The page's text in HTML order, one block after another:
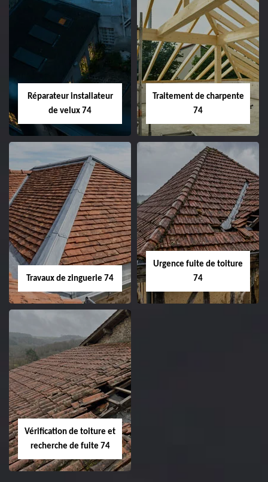
Réparateur installateur
de velux 74
Traitement de charpente
74
Travaux de zinguerie 74
Urgence fuite de toiture
74
Vérification de toiture et
recherche de fuite 74